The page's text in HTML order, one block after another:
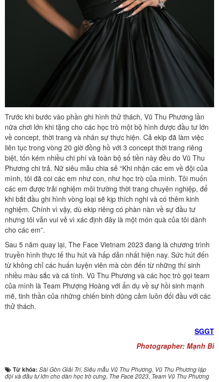
Trước khi bước vào phần ghi hình thử thách, Vũ Thu Phương lần
nữa chơi lớn khi tặng cho các học trò một bộ hình được đầu tư lớn
về concept, thời trang và nhân sự thực hiện. Cả ekip đã làm việc
liên tục trong vòng 20 giờ đồng hồ với 3 concept thời trang riêng
biệt, tốn kém nhiều chi phí và toàn bộ số tiền này đều do Vũ Thu
Phương chi trả. Nữ siêu mẫu chia sẻ “Khi nhận các em về đội của
mình, tôi đã coi các em như con, như học trò của mình. Tôi muốn
các em được trải nghiệm môi trường thời trang chuyên nghiệp, để
khi bắt đầu ghi hình vòng loại sẽ kịp thích nghi và có thêm kinh
nghiệm. Chính vì vậy, dù ekip riêng có phàn nàn về sự đầu tư
nhưng tôi vẫn vui vẻ vì xác định đây là một món quà của tôi dành
cho các em”.
Sau 5 năm quay lại, The Face Vietnam 2023 đang là chương trình
truyền hình thực tế thu hút và hấp dẫn nhất hiện nay. Sức hút đến
từ không chỉ các huấn luyện viên mà còn đến từ những thí sinh
nhiều màu sắc và cá tính. Vũ Thu Phương và các học trò gọi team
của mình là Team Phượng Hoàng với ẩn dụ về sự hồi sinh mạnh
mẽ, tinh thần của những chiến binh dũng cảm luôn đối đầu với các
thử thách.
SGGT
Photographer: Mạnh Bi
Từ khóa: Sài Gòn Giải Trí, Siêu mẫu Vũ Thu Phương, Vũ Thu Phương lập
đội và đầu tư lớn cho dàn học trò cưng, The Face 2023,Team Vũ Thu Phương